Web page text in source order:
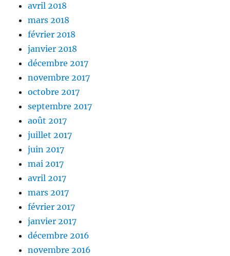
avril 2018
mars 2018
février 2018
janvier 2018
décembre 2017
novembre 2017
octobre 2017
septembre 2017
août 2017
juillet 2017
juin 2017
mai 2017
avril 2017
mars 2017
février 2017
janvier 2017
décembre 2016
novembre 2016